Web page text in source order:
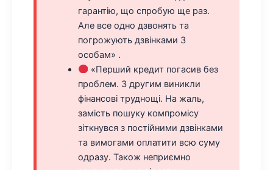
гарантію, що спробую ще раз.
Але все одно дзвонять та
погрожують дзвінками 3
особам» .
«Перший кредит погасив без
проблем. З другим виникли
фінансові труднощі. На жаль,
замість пошуку компромісу
зіткнувся з постійними дзвінками
та вимогами оплатити всю суму
одразу. Також неприємно